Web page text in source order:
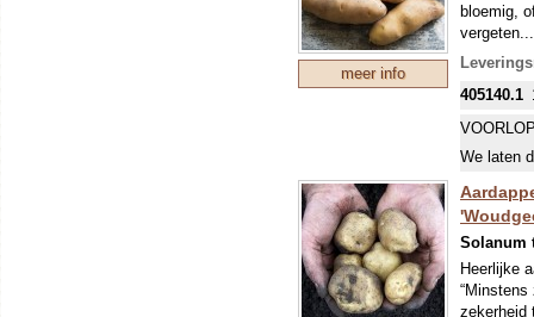
meer info
bloemig,
SNIJDT
VROEG
eigenlijk
echter
glas). De
70x40
405140.1
We laten
Solanum
Heerlijke
zekerheid